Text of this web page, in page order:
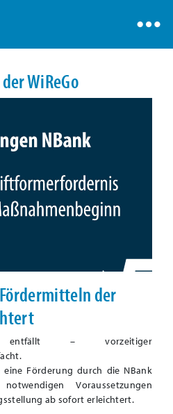
WiReGo
der
entfällt – vorzeitiger
Förderung durch die NBank
Voraussetzungen
ab sofort erleichtert.